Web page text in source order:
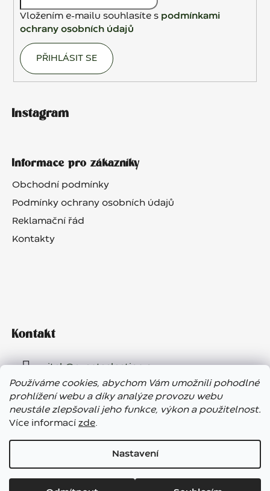
Používáme cookies, abychom Vám umožnili pohodlné
prohlížení webu a díky analýze provozu webu
neustále zlepšovali jeho funkce, výkon a použitelnost.
Více informací zde.
Nastavení
Vážení zákazníci, ve dnech 7. – 13. 8. bude náš showroom
Vložením e-mailu souhlasíte s podmínkami
ochrany osobních údajů
PŘIHLÁSIT SE
Instagram
Informace pro zákazníky
Obchodní podmínky
Podmínky ochrany osobních údajů
Reklamační řád
Kontakty
Kontakt
vitek@eventselection.cz
+420 602 410 657
Vytvořil Shoptet